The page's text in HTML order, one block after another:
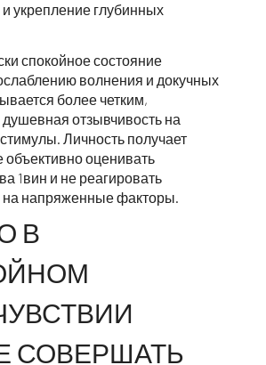
укрепление глубинных
спокойное состояние
волнения и докучных
более четким,
отзывчивость на
Личность получает
оценивать
1вин и не реагировать
на напряженные факторы.
В
СОВЕРШАТЬ